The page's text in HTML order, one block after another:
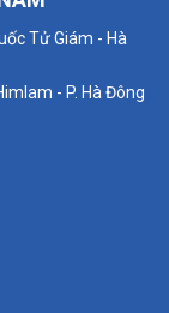
Tử Giám - Hà
- P. Hà Đông